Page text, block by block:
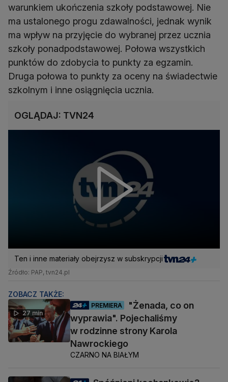
warunkiem ukończenia szkoły podstawowej. Nie
ma ustalonego progu zdawalności, jednak wynik
ma wpływ na przyjęcie do wybranej przez ucznia
szkoły ponadpodstawowej. Połowa wszystkich
punktów do zdobycia to punkty za egzamin.
Druga połowa to punkty za oceny na świadectwie
szkolnym i inne osiągnięcia ucznia.
OGLĄDAJ: TVN24
Ten i inne materiały obejrzysz w subskrypcji
Źródło: PAP, tvn24.pl
ZOBACZ TAKŻE:
27 min
PREMIERA
"Żenada, co on
wyprawia". Pojechaliśmy
w rodzinne strony Karola
Nawrockiego
CZARNO NA BIAŁYM